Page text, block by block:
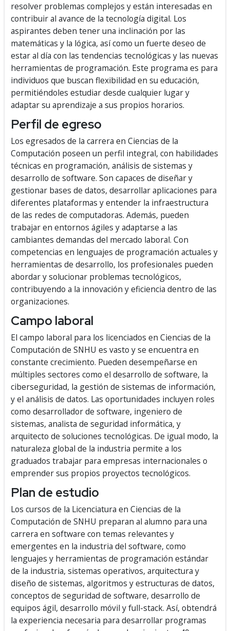
resolver problemas complejos y están interesadas en
contribuir al avance de la tecnología digital. Los
aspirantes deben tener una inclinación por las
matemáticas y la lógica, así como un fuerte deseo de
estar al día con las tendencias tecnológicas y las nuevas
herramientas de programación. Este programa es para
individuos que buscan flexibilidad en su educación,
permitiéndoles estudiar desde cualquier lugar y
adaptar su aprendizaje a sus propios horarios.
Perfil de egreso
Los egresados de la carrera en Ciencias de la
Computación poseen un perfil integral, con habilidades
técnicas en programación, análisis de sistemas y
desarrollo de software. Son capaces de diseñar y
gestionar bases de datos, desarrollar aplicaciones para
diferentes plataformas y entender la infraestructura
de las redes de computadoras. Además, pueden
trabajar en entornos ágiles y adaptarse a las
cambiantes demandas del mercado laboral. Con
competencias en lenguajes de programación actuales y
herramientas de desarrollo, los profesionales pueden
abordar y solucionar problemas tecnológicos,
contribuyendo a la innovación y eficiencia dentro de las
organizaciones.
Campo laboral
El campo laboral para los licenciados en Ciencias de la
Computación de SNHU es vasto y se encuentra en
constante crecimiento. Pueden desempeñarse en
múltiples sectores como el desarrollo de software, la
ciberseguridad, la gestión de sistemas de información,
y el análisis de datos. Las oportunidades incluyen roles
como desarrollador de software, ingeniero de
sistemas, analista de seguridad informática, y
arquitecto de soluciones tecnológicas. De igual modo, la
naturaleza global de la industria permite a los
graduados trabajar para empresas internacionales o
emprender sus propios proyectos tecnológicos.
Plan de estudio
Los cursos de la Licenciatura en Ciencias de la
Computación de SNHU preparan al alumno para una
carrera en software con temas relevantes y
emergentes en la industria del software, como
lenguajes y herramientas de programación estándar
de la industria, sistemas operativos, arquitectura y
diseño de sistemas, algoritmos y estructuras de datos,
conceptos de seguridad de software, desarrollo de
equipos ágil, desarrollo móvil y full-stack. Así, obtendrá
la experiencia necesaria para desarrollar programas